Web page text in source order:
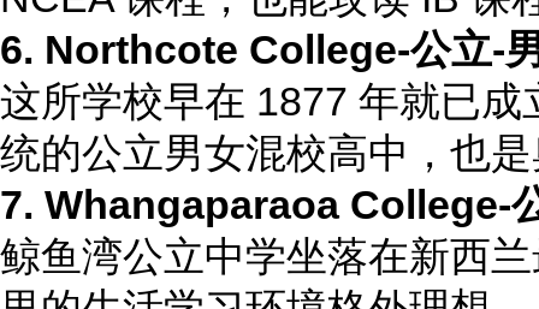
6. Northcote College-公立-
这所学校早在 1877 年就已
统的公立男女混校高中，也
7. Whangaparaoa College-
鲸鱼湾公立中学坐落在新西